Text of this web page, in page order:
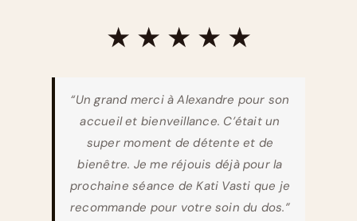
★ ★ ★ ★ ★
“Un grand merci à Alexandre pour son
accueil et bienveillance. C’était un
super moment de détente et de
bienêtre. Je me réjouis déjà pour la
prochaine séance de Kati Vasti que je
recommande pour votre soin du dos.”